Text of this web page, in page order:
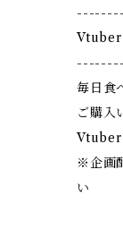
Vtuber
毎日食
ご購入
Vtuber
※企画
い